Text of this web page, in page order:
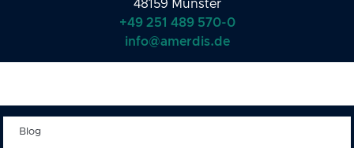
48159 Münster
+49 251 489 570-0
info@amerdis.de
Blog